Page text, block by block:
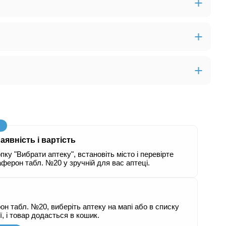
і вартість
"Вибрати аптеку", встановіть місто і перевірте
табл. №20 у зручній для вас аптеці.
табл. №20, виберіть аптеку на мапі або в списку
і товар додасться в кошик.